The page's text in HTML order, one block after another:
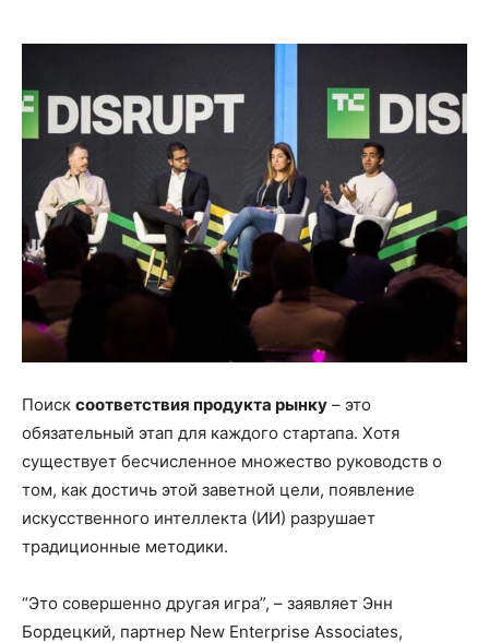
Поиск соответствия продукта рынку – это
обязательный этап для каждого стартапа. Хотя
существует бесчисленное множество руководств о
том, как достичь этой заветной цели, появление
искусственного интеллекта (ИИ) разрушает
традиционные методики.
“Это совершенно другая игра”, – заявляет Энн
Бордецкий, партнер New Enterprise Associates,